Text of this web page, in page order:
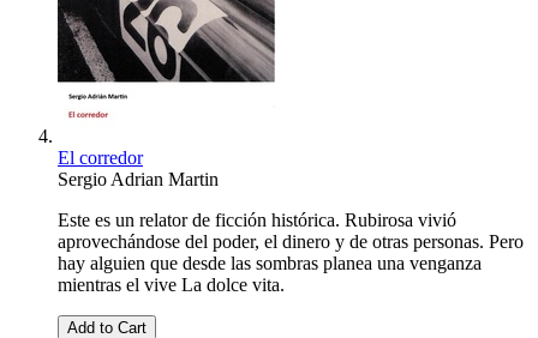
El corredor
Sergio Adrian Martin
Este es un relator de ficción histórica. Rubirosa vivió
aprovechándose del poder, el dinero y de otras personas. Pero
hay alguien que desde las sombras planea una venganza
mientras el vive La dolce vita.
Add to Cart